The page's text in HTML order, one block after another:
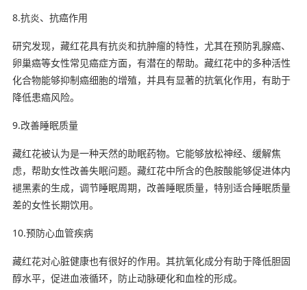
8.抗炎、抗癌作用
研究发现，藏红花具有抗炎和抗肿瘤的特性，尤其在预防乳腺癌、
卵巢癌等女性常见癌症方面，有潜在的帮助。藏红花中的多种活性
化合物能够抑制癌细胞的增殖，并具有显著的抗氧化作用，有助于
降低患癌风险。
9.改善睡眠质量
藏红花被认为是一种天然的助眠药物。它能够放松神经、缓解焦
虑，帮助女性改善失眠问题。藏红花中所含的色胺酸能够促进体内
褪黑素的生成，调节睡眠周期，改善睡眠质量，特别适合睡眠质量
差的女性长期饮用。
10.预防心血管疾病
藏红花对心脏健康也有很好的作用。其抗氧化成分有助于降低胆固
醇水平，促进血液循环，防止动脉硬化和血栓的形成。